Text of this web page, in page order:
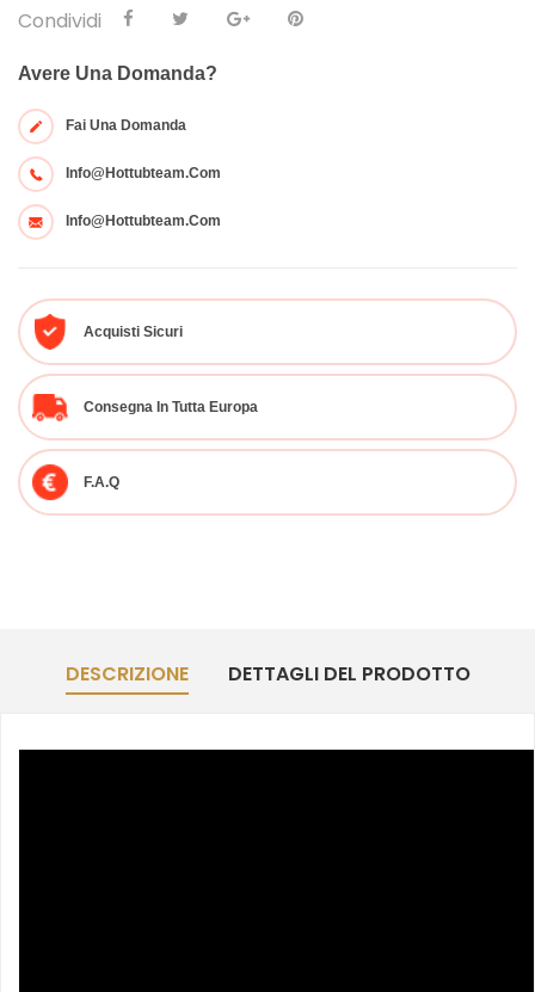
Condividi
Avere Una Domanda?
Fai Una Domanda
Info@hottubteam.com
Info@hottubteam.com
Acquisti Sicuri
Consegna In Tutta Europa
F.A.Q
DESCRIZIONE DETTAGLI DEL PRODOTTO